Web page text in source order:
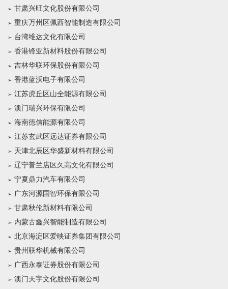
甘肃兴旺文化股份有限公司
重庆万州区佩西智能制造有限公司
台湾维达文化有限公司
香港锋亚新材料股份有限公司
吉林华联环保股份有限公司
香港蓝沃电子有限公司
江苏虎丘区山全能源有限公司
澳门瑞兴环保有限公司
海南德信能源有限公司
江苏玄武区远达证券有限公司
天津北辰区华盛新材料有限公司
辽宁普兰店区久高文化有限公司
宁夏鼎力汽车有限公司
广东河源国智环保有限公司
甘肃秋伦新材料有限公司
内蒙古鑫兴智能制造有限公司
北京海淀区爱映证券集团有限公司
贵州联华机械有限公司
广西永泰证券股份有限公司
澳门天宇文化股份有限公司